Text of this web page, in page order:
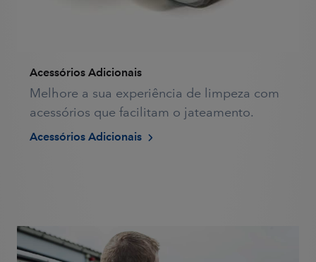
Acessórios Adicionais
Melhore a sua experiência de limpeza com
acessórios que facilitam o jateamento.
Acessórios Adicionais